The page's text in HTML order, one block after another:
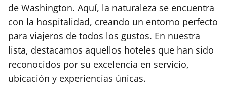
de Washington. Aquí, la naturaleza se encuentra
con la hospitalidad, creando un entorno perfecto
para viajeros de todos los gustos. En nuestra
lista, destacamos aquellos hoteles que han sido
reconocidos por su excelencia en servicio,
ubicación y experiencias únicas.